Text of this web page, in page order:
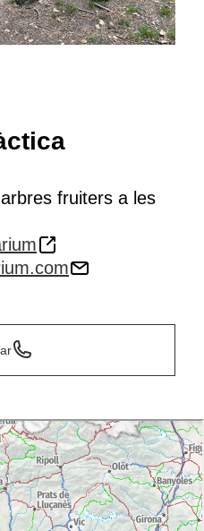
fruiters a les